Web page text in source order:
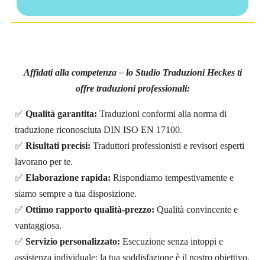
Affidati alla competenza – lo Studio Traduzioni Heckes ti
offre traduzioni professionali:
✅ Qualità garantita: Traduzioni conformi alla norma di
traduzione riconosciuta DIN ISO EN 17100.
✅ Risultati precisi: Traduttori professionisti e revisori esperti
lavorano per te.
✅ Elaborazione rapida: Rispondiamo tempestivamente e
siamo sempre a tua disposizione.
✅ Ottimo rapporto qualità-prezzo: Qualità convincente e
vantaggiosa.
✅ Servizio personalizzato: Esecuzione senza intoppi e
assistenza individuale: la tua soddisfazione è il nostro obiettivo.